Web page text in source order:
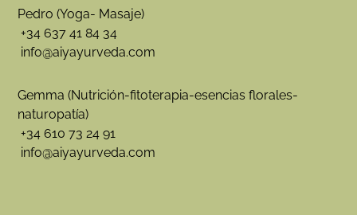
Pedro (Yoga- Masaje)
+34 637 41 84 34
info@aiyayurveda.com
Gemma (Nutrición-fitoterapia-esencias florales-
naturopatía)
+34 610 73 24 91
info@aiyayurveda.com